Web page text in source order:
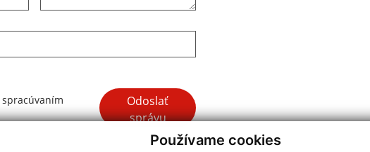
Používame cookies
spracúvaním
Google reCaptcha Response
Odoslať
správu